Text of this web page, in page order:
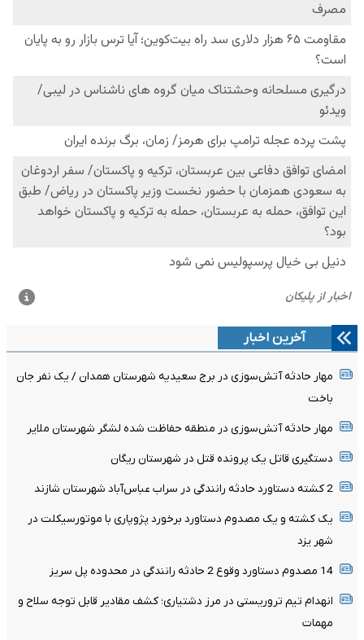
آخرین اخبار
مهار حادثه آتش‌سوزی در برج سعیدیه شهرستان همدان / یک نفر جان
باخت
مهار حادثه آتش‌سوزی در منطقه حفاظت شده لشگر شهرستان ملایر
دستگیری قاتل یک پرونده قتل در شهرستان ریگان
2 کشته دستاورد حادثه رانندگی در سراب عباس‌آباد شهرستان شازند
یک کشته و یک مصدوم دستاورد برخورد پژوپاری با موتورسیکلت در
شهر یزد
14 مصدوم دستاورد وقوع 2 حادثه رانندگی در محدوده پل سریز
انهدام تیم تروریستی در مرز دشتیاری؛ کشف مقادیر قابل توجه سلاح و
مهمات